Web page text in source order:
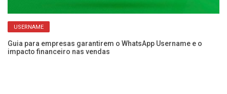
USERNAME
Guia para empresas garantirem o WhatsApp Username e o
impacto financeiro nas vendas